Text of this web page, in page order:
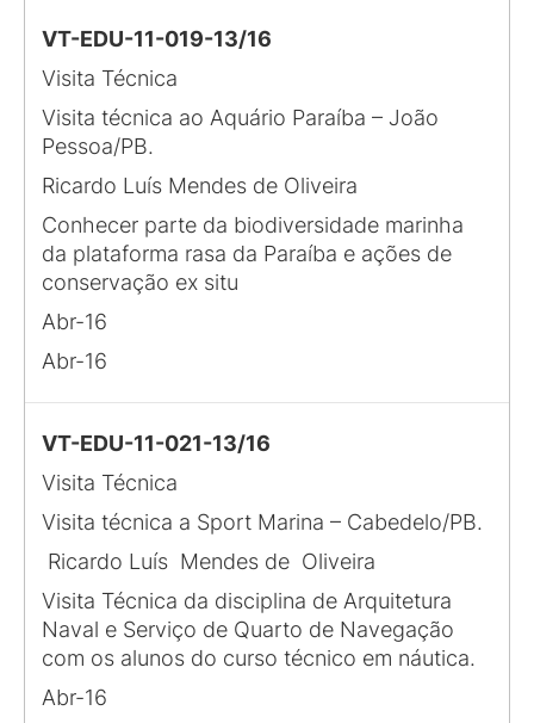
VT-EDU-11-019-13/16
Visita Técnica
Visita técnica ao Aquário Paraíba – João
Pessoa/PB.
Ricardo Luís Mendes de Oliveira
Conhecer parte da biodiversidade marinha
da plataforma rasa da Paraíba e ações de
conservação ex situ
Abr-16
Abr-16
VT-EDU-11-021-13/16
Visita Técnica
Visita técnica a Sport Marina – Cabedelo/PB.
Ricardo Luís Mendes de Oliveira
Visita Técnica da disciplina de Arquitetura
Naval e Serviço de Quarto de Navegação
com os alunos do curso técnico em náutica.
Abr-16